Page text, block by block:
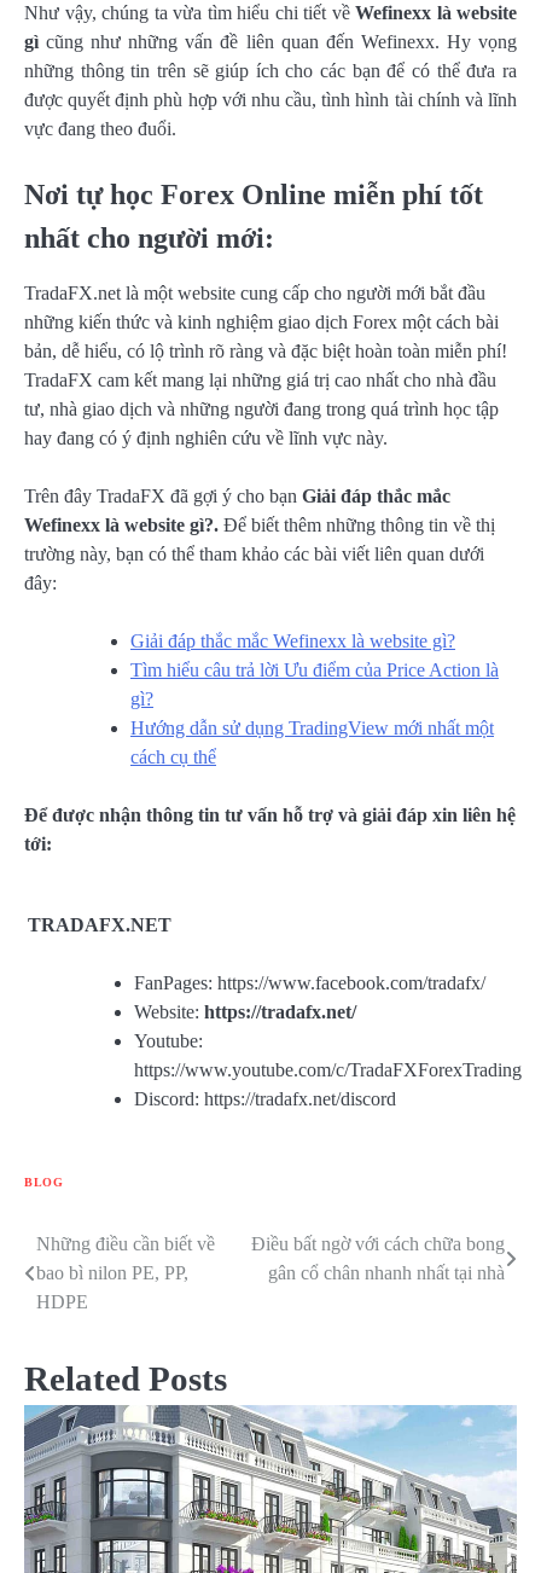
Như vậy, chúng ta vừa tìm hiểu chi tiết về Wefinexx là website
gì cũng như những vấn đề liên quan đến Wefinexx. Hy vọng
những thông tin trên sẽ giúp ích cho các bạn để có thể đưa ra
được quyết định phù hợp với nhu cầu, tình hình tài chính và lĩnh
vực đang theo đuổi.
Nơi tự học Forex Online miễn phí tốt
nhất cho người mới:
TradaFX.net là một website cung cấp cho người mới bắt đầu
những kiến thức và kinh nghiệm giao dịch Forex một cách bài
bản, dễ hiểu, có lộ trình rõ ràng và đặc biệt hoàn toàn miễn phí!
TradaFX cam kết mang lại những giá trị cao nhất cho nhà đầu
tư, nhà giao dịch và những người đang trong quá trình học tập
hay đang có ý định nghiên cứu về lĩnh vực này.
Trên đây TradaFX đã gợi ý cho bạn Giải đáp thắc mắc
Wefinexx là website gì?. Để biết thêm những thông tin về thị
trường này, bạn có thể tham khảo các bài viết liên quan dưới
đây:
Giải đáp thắc mắc Wefinexx là website gì?
Tìm hiểu câu trả lời Ưu điểm của Price Action là
gì?
Hướng dẫn sử dụng TradingView mới nhất một
cách cụ thể
Để được nhận thông tin tư vấn hỗ trợ và giải đáp xin liên hệ
tới:
TRADAFX.NET
FanPages: https://www.facebook.com/tradafx/
Website: https://tradafx.net/
Youtube:
https://www.youtube.com/c/TradaFXForexTrading
Discord: https://tradafx.net/discord
BLOG
Điều
hướng
viết
Những điều cần biết về
bao bì nilon PE, PP,
HDPE
Điều bất ngờ với cách chữa bong
gân cổ chân nhanh nhất tại nhà
Related Posts